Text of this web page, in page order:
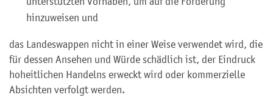
hinzuweisen und
das Landeswappen nicht in einer Weise verwendet wird, die
für dessen Ansehen und Würde schädlich ist, der Eindruck
hoheitlichen Handelns erweckt wird oder kommerzielle
Absichten verfolgt werden.